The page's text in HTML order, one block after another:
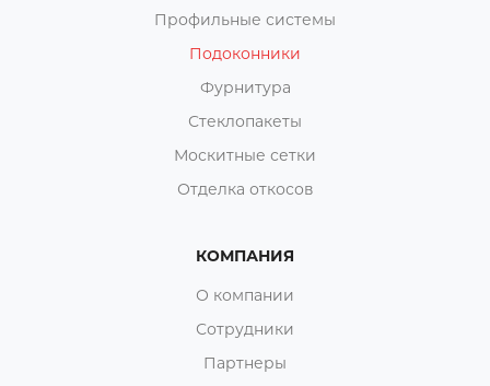
Профильные системы
Подоконники
Фурнитура
Стеклопакеты
Москитные сетки
Отделка откосов
КОМПАНИЯ
О компании
Сотрудники
Партнеры